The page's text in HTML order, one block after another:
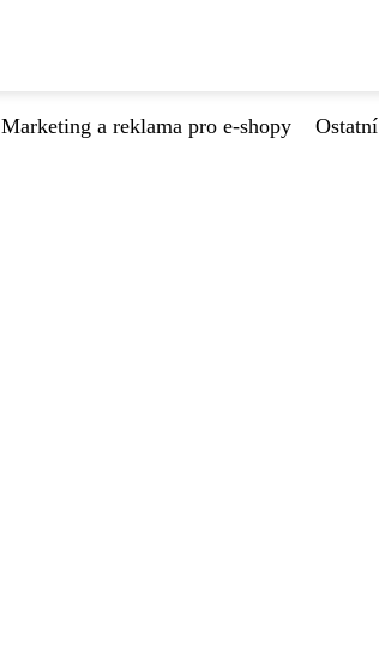
Marketing a reklama pro e-shopy Ostatní